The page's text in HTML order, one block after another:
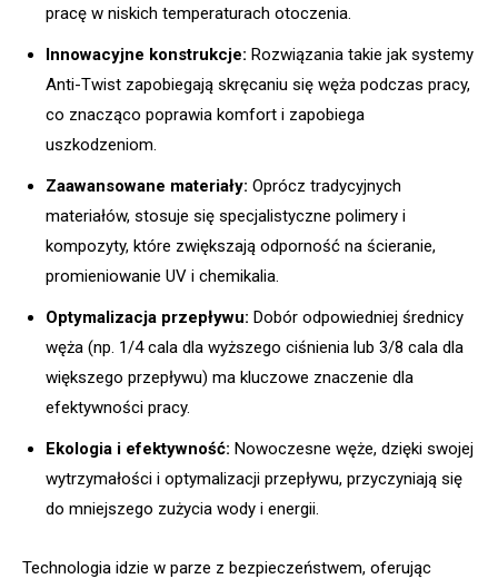
pracę w niskich temperaturach otoczenia.
Innowacyjne konstrukcje: Rozwiązania takie jak systemy
Anti-Twist zapobiegają skręcaniu się węża podczas pracy,
co znacząco poprawia komfort i zapobiega
uszkodzeniom.
Zaawansowane materiały: Oprócz tradycyjnych
materiałów, stosuje się specjalistyczne polimery i
kompozyty, które zwiększają odporność na ścieranie,
promieniowanie UV i chemikalia.
Optymalizacja przepływu: Dobór odpowiedniej średnicy
węża (np. 1/4 cala dla wyższego ciśnienia lub 3/8 cala dla
większego przepływu) ma kluczowe znaczenie dla
efektywności pracy.
Ekologia i efektywność: Nowoczesne węże, dzięki swojej
wytrzymałości i optymalizacji przepływu, przyczyniają się
do mniejszego zużycia wody i energii.
Technologia idzie w parze z bezpieczeństwem, oferując